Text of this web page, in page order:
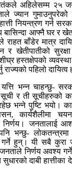
अहिलेसम्म २५
ज्यान गुमाउनुपरेको
नियन्त्रण गर्न
आफ्नै घर र
राहत बाँडेर मात्र
खेतीपातीको सुरक्षा
हस्तक्षेपको
राज्यको पहिलो दायित्व
भन्न चाहन्छु-
र ती सूचीहरुको
भन्ने पुष्टि भयो।
कार्यशैलीमा
जनतालाई
भन्छु-
हुन्। यी सबै कुरा
निर्णय अवश्य
दाबी हात्तीका